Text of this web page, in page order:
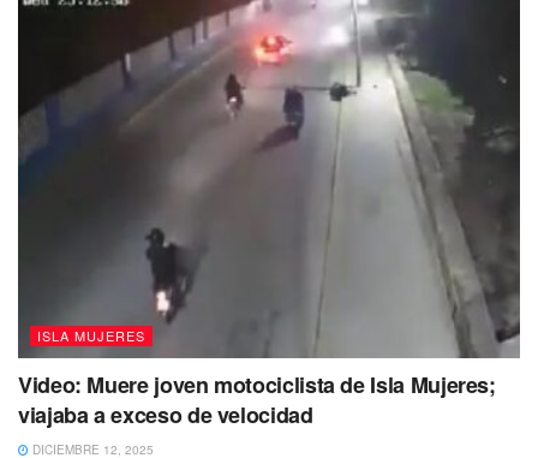
dos toneladas de cola.
ISLA MUJERES
Video: Muere joven motociclista de Isla Mujeres;
viajaba a exceso de velocidad
DICIEMBRE 12, 2025